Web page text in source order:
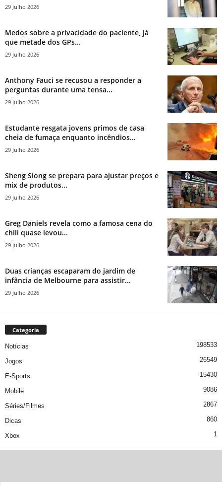
29 Julho 2026
Medos sobre a privacidade do paciente, já
que metade dos GPs...
29 Julho 2026
Anthony Fauci se recusou a responder a
perguntas durante uma tensa...
29 Julho 2026
Estudante resgata jovens primos de casa
cheia de fumaça enquanto incêndios...
29 Julho 2026
Sheng Siong se prepara para ajustar preços e
mix de produtos...
29 Julho 2026
Greg Daniels revela como a famosa cena do
chili quase levou...
29 Julho 2026
Duas crianças escaparam do jardim de
infância de Melbourne para assistir...
29 Julho 2026
Categoria
Notícias 198533
Jogos 26549
E-Sports 15430
Mobile 9086
Séries/Filmes 2867
Dicas 860
Xbox 1